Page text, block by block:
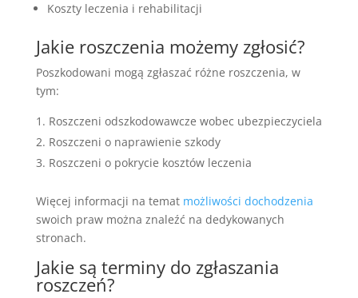
Koszty leczenia i rehabilitacji
Jakie roszczenia możemy zgłosić?
Poszkodowani mogą zgłaszać różne roszczenia, w
tym:
Roszczeni odszkodowawcze wobec ubezpieczyciela
Roszczeni o naprawienie szkody
Roszczeni o pokrycie kosztów leczenia
Więcej informacji na temat możliwości dochodzenia
swoich praw można znaleźć na dedykowanych
stronach.
Jakie są terminy do zgłaszania
roszczeń?